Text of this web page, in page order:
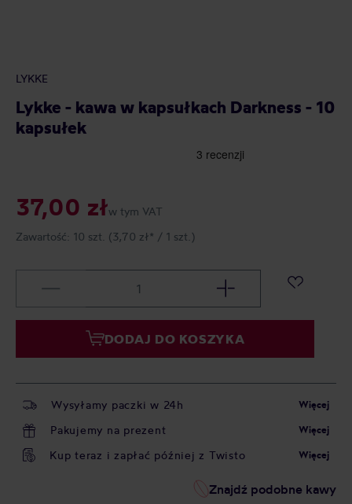
LYKKE
Lykke - kawa w kapsułkach Darkness - 10
kapsułek
37,00 złw tym VAT
Zawartość: 10 szt. (3,70 zł* / 1 szt.)
DODAJ DO KOSZYKA
Wysyłamy paczki w 24h Więcej
Pakujemy na prezent Więcej
Kup teraz i zapłać później z Twisto Więcej
Znajdź podobne kawy